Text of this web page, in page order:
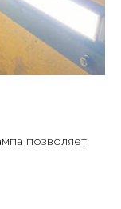
позволяет